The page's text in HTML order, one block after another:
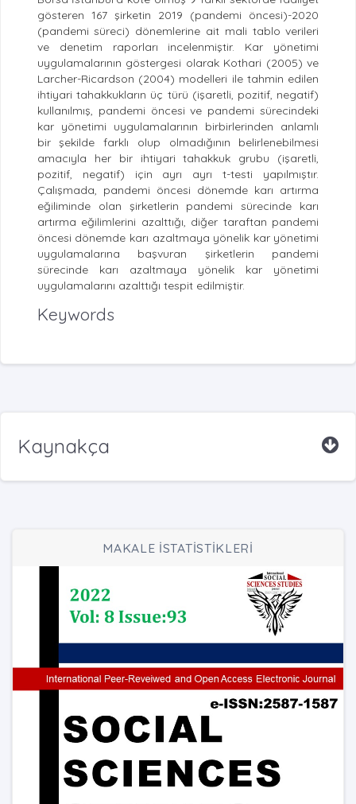
gösteren 167 şirketin 2019 (pandemi öncesi)-2020
(pandemi süreci) dönemlerine ait mali tablo verileri
ve denetim raporları incelenmiştir. Kar yönetimi
uygulamalarının göstergesi olarak Kothari (2005) ve
Larcher-Ricardson (2004) modelleri ile tahmin edilen
ihtiyari tahakkukların üç türü (işaretli, pozitif, negatif)
kullanılmış, pandemi öncesi ve pandemi sürecindeki
kar yönetimi uygulamalarının birbirlerinden anlamlı
bir şekilde farklı olup olmadığının belirlenebilmesi
amacıyla her bir ihtiyari tahakkuk grubu (işaretli,
pozitif, negatif) için ayrı ayrı t-testi yapılmıştır.
Çalışmada, pandemi öncesi dönemde karı artırma
eğiliminde olan şirketlerin pandemi sürecinde karı
artırma eğilimlerini azalttığı, diğer taraftan pandemi
öncesi dönemde karı azaltmaya yönelik kar yönetimi
uygulamalarına başvuran şirketlerin pandemi
sürecinde karı azaltmaya yönelik kar yönetimi
uygulamalarını azalttığı tespit edilmiştir.
Keywords
Kaynakça
MAKALE İSTATİSTİKLERİ